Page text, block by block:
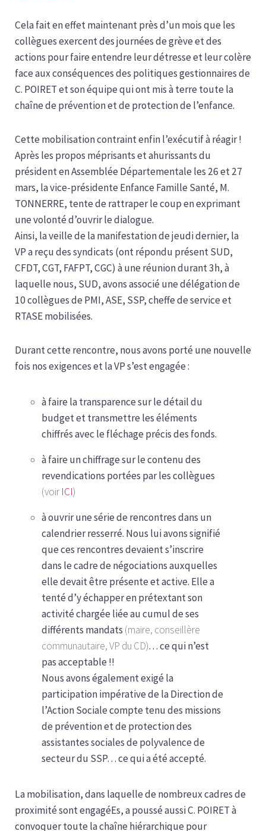
Cela fait en effet maintenant près d’un mois que les
collègues exercent des journées de grève et des
actions pour faire entendre leur détresse et leur colère
face aux conséquences des politiques gestionnaires de
C. POIRET et son équipe qui ont mis à terre toute la
chaîne de prévention et de protection de l’enfance.
Cette mobilisation contraint enfin l’exécutif à réagir !
Après les propos méprisants et ahurissants du
président en Assemblée Départementale les 26 et 27
mars, la vice-présidente Enfance Famille Santé, M.
TONNERRE, tente de rattraper le coup en exprimant
une volonté d’ouvrir le dialogue.
Ainsi, la veille de la manifestation de jeudi dernier, la
VP a reçu des syndicats (ont répondu présent SUD,
CFDT, CGT, FAFPT, CGC) à une réunion durant 3h, à
laquelle nous, SUD, avons associé une délégation de
10 collègues de PMI, ASE, SSP, cheffe de service et
RTASE mobilisées.
Durant cette rencontre, nous avons porté une nouvelle
fois nos exigences et la VP s’est engagée :
à faire la transparence sur le détail du
budget et transmettre les éléments
chiffrés avec le fléchage précis des fonds.
à faire un chiffrage sur le contenu des
revendications portées par les collègues
(voir ICI)
à ouvrir une série de rencontres dans un
calendrier resserré. Nous lui avons signifié
que ces rencontres devaient s’inscrire
dans le cadre de négociations auxquelles
elle devait être présente et active. Elle a
tenté d’y échapper en prétextant son
activité chargée liée au cumul de ses
différents mandats (maire, conseillère
communautaire, VP du CD)… ce qui n’est
pas acceptable !!
Nous avons également exigé la
participation impérative de la Direction de
l’Action Sociale compte tenu des missions
de prévention et de protection des
assistantes sociales de polyvalence de
secteur du SSP… ce qui a été accepté.
La mobilisation, dans laquelle de nombreux cadres de
proximité sont engagéEs, a poussé aussi C. POIRET à
convoquer toute la chaîne hiérarchique pour